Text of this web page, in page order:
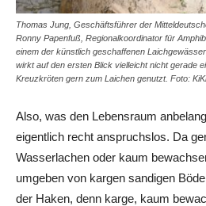
Thomas Jung, Geschäftsführer der
Ronny Papenfuß, Regionalkoordinator für
einem der künstlich geschaffenen
wirkt auf den ersten Blick vielleicht nicht gerade
Kreuzkröten gern zum Laichen genutzt. Foto: KiKi
Also, was den Lebensraum
eigentlich recht anspruchslos. Da
Wasserlachen oder kaum
umgeben von kargen sandigen
der Haken, denn karge, kaum